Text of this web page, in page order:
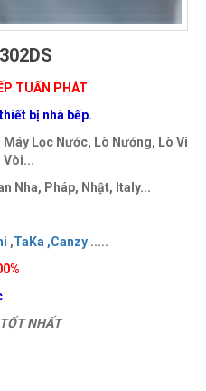
TUẤN PHÁT
bị nhà bếp.
Lọc Nước, Lò Nướng, Lò Vi
Vòi...
Nha, Pháp, Nhật, Italy...
,TaKa ,Canzy .....
NHẤT